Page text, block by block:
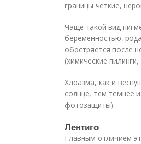
границы четкие,
Чаще такой вид
беременностью,
обостряется после
(химические
Хлоазма, как и
солнце, тем темнее
фотозащиты).
Лентиго
Главным отличием